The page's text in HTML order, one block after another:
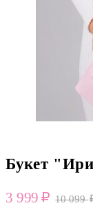
Букет
3 999 10 099